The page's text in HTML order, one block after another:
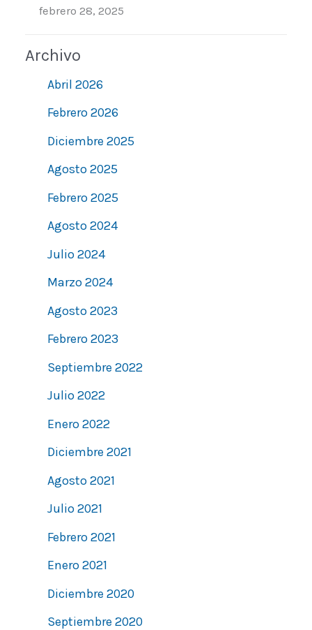
febrero 28, 2025
Archivo
Abril 2026
Febrero 2026
Diciembre 2025
Agosto 2025
Febrero 2025
Agosto 2024
Julio 2024
Marzo 2024
Agosto 2023
Febrero 2023
Septiembre 2022
Julio 2022
Enero 2022
Diciembre 2021
Agosto 2021
Julio 2021
Febrero 2021
Enero 2021
Diciembre 2020
Septiembre 2020